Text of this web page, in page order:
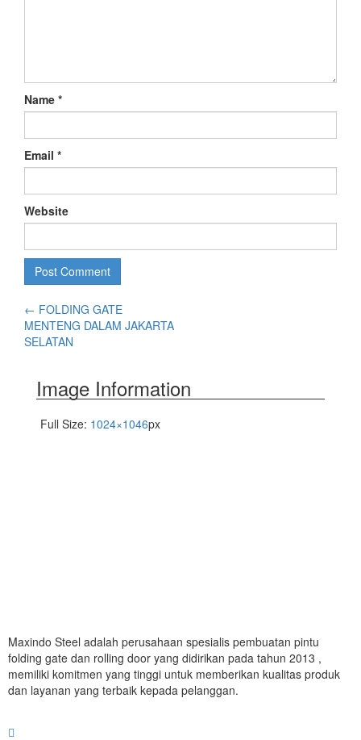
Name *
Email *
Website
← FOLDING GATE
MENTENG DALAM JAKARTA
SELATAN
Image Information
Full Size: 1024×1046px
Maxindo Steel adalah perusahaan spesialis pembuatan pintu
folding gate dan rolling door yang didirikan pada tahun 2013 ,
memiliki komitmen yang tinggi untuk memberikan kualitas produk
dan layanan yang terbaik kepada pelanggan.